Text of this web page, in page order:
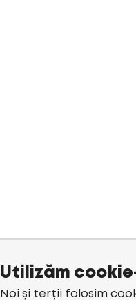
Utilizăm
Noi și terții folosim